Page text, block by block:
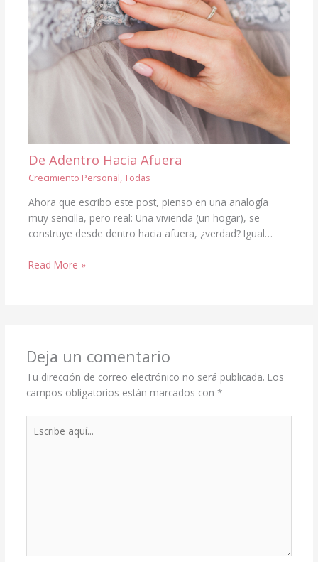
De Adentro Hacia Afuera
Crecimiento Personal,Todas
Ahora que escribo este post, pienso en una analogía
muy sencilla, pero real: Una vivienda (un hogar), se
construye desde dentro hacia afuera, ¿verdad? Igual…
Read More »
Deja un comentario
Tu dirección de correo electrónico no será publicada. Los
campos obligatorios están marcados con *
aquí...